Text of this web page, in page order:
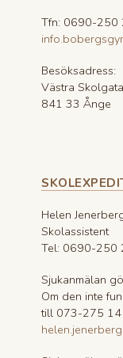
Tfn: 0690-250
Besöksadress:
Västra
841 33 Ånge
Helen
Skolassistent
Tel: 0690-250
Sjukanmälan
Om den inte
till 073-275 14